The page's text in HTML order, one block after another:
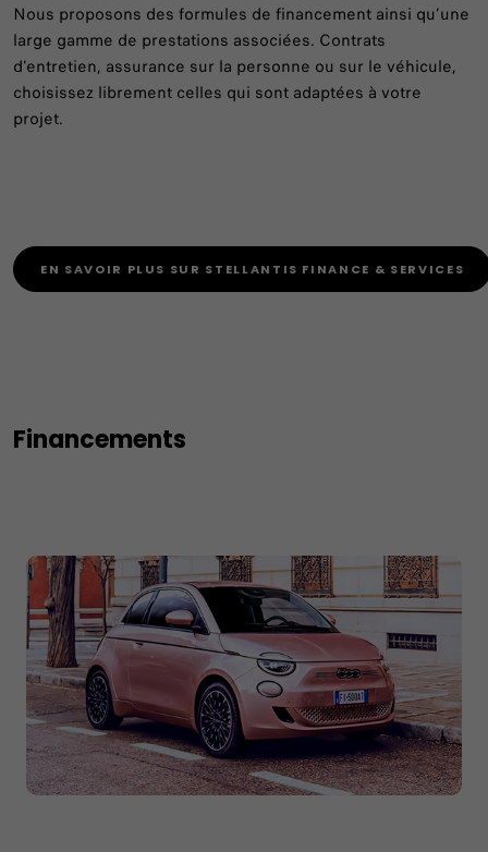
Solutions de financement
À chaque situation, un financement adapté
Nous proposons des formules de financement ainsi qu’une
large gamme de prestations associées. Contrats
d’entretien, assurance sur la personne ou sur le véhicule,
choisissez librement celles qui sont adaptées à votre
projet.
EN SAVOIR PLUS SUR STELLANTIS FINANCE & SERVICES
Financements